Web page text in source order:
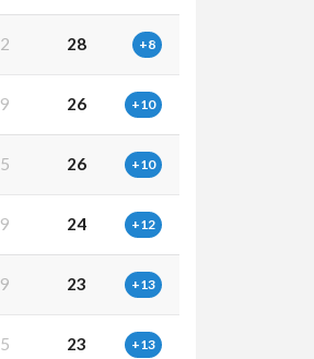
28 +8
26 +10
26 +10
24 +12
23 +13
23 +13